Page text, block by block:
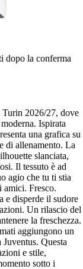
dopo la conferma
Turin 2026/27, dove
Ispirata
una grafica su
di allenamento. La
slanciata,
Il tessuto è ad
agio che tu ti stia
amici. Fresco.
e disperde il sudore
Un rilascio del
la freschezza.
aggiungono un
Questa
e stile,
sotto i